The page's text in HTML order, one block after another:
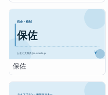
保佐